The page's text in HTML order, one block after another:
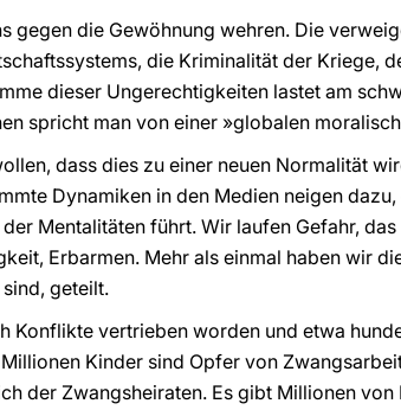
gegen die Gewöhnung wehren. Die
die Kriminalität der Kriege,
dieser Ungerechtigkeiten lastet am
spricht man von einer »globalen
dass dies zu einer neuen Normalität
Dynamiken in den Medien neigen
Mentalitäten führt. Wir laufen Gefahr,
Erbarmen. Mehr als einmal haben wir
geteilt.
Konflikte vertrieben worden und etwa
Kinder sind Opfer von
der Zwangsheiraten. Es gibt Millionen